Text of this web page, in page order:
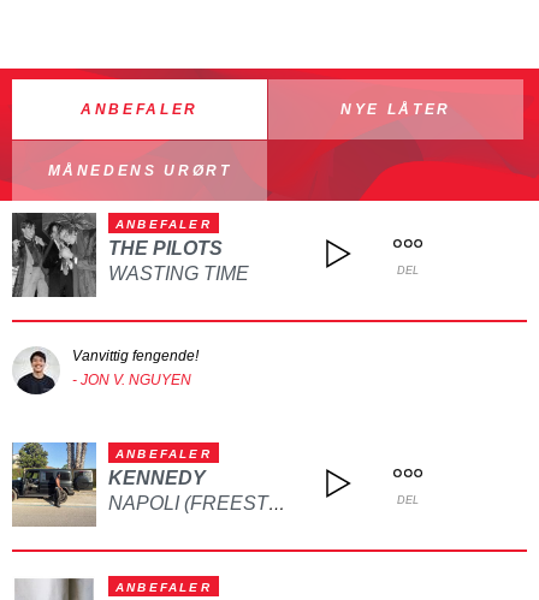
ANBEFALER NYE LÅTER
MÅNEDENS URØRT
ANBEFALER
THE PILOTS
WASTING TIME
DEL
Vanvittig fengende!
- JON V. NGUYEN
ANBEFALER
KENNEDY
NAPOLI (FREESTYLE) DEL
ANBEFALER